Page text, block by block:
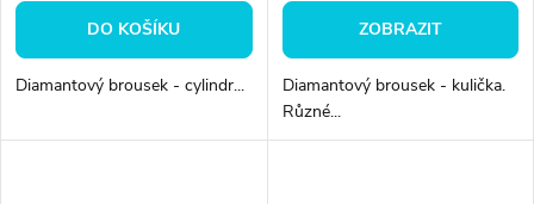
DO KOŠÍKU
Diamantový brousek - cylindr...
ZOBRAZIT
Diamantový brousek - kulička.
Různé...